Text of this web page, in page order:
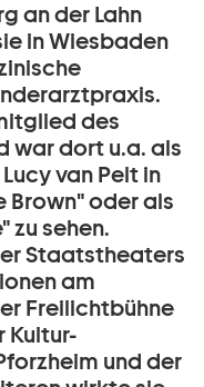
an der Lahn
in Wiesbaden
des
war dort u.a. als
van Pelt in
Brown" oder als
zu sehen.
Staatstheaters
am
Freilichtbühne
Kultur-
und der